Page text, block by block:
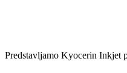
Predstavljamo Kyocerin Inkjet